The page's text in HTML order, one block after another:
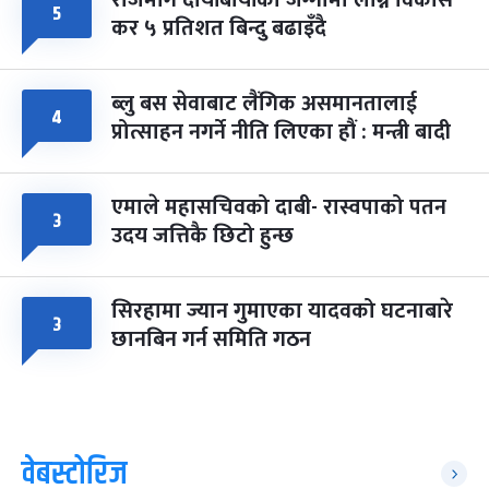
५ कर ५ प्रतिशत बिन्दु बढाइँदै
४ ब्लु बस सेवाबाट लैंगिक असमानतालाई
प्रोत्साहन नगर्ने नीति लिएका हौं : मन्त्री बादी
३ एमाले महासचिवको दाबी- रास्वपाको पतन
उदय जत्तिकै छिटो हुन्छ
३ सिरहामा ज्यान गुमाएका यादवको घटनाबारे
छानबिन गर्न समिति गठन
वेबस्टोरिज